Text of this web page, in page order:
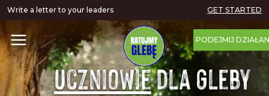
Write a letter to your leaders GET STARTED
PODEJMIJ
Uczniowiedla Gleby